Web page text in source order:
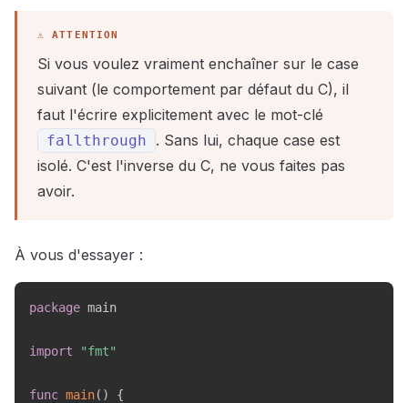
Si vous voulez vraiment enchaîner sur le case
suivant (le comportement par défaut du C), il
faut l'écrire explicitement avec le mot-clé
fallthrough
. Sans lui, chaque case est
isolé. C'est l'inverse du C, ne vous faites pas
avoir.
À vous d'essayer :
package main
import "fmt"
func main( )
{